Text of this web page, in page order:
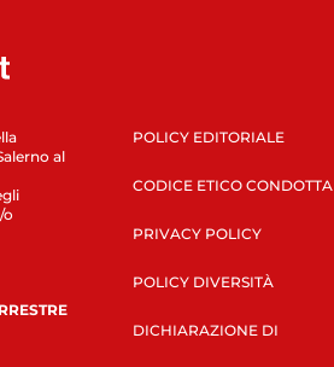
al
o
POLICY EDITORIALE
CODICE ETICO CONDOTTA
PRIVACY POLICY
POLICY DIVERSITÀ
DICHIARAZIONE DI